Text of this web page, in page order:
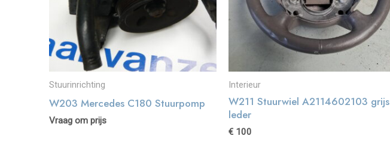
Stuurinrichting
W203 Mercedes C180 Stuurpomp
Vraag om prijs
Interieur
W211 Stuurwiel A2114602103 grijs
leder
€ 100